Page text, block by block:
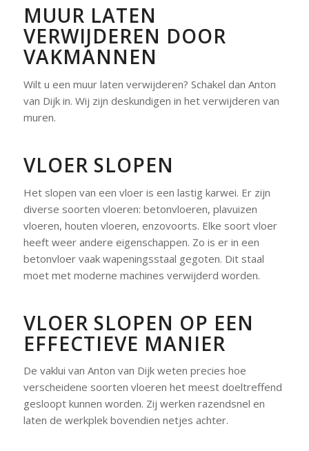
MUUR LATEN
VERWIJDEREN DOOR
VAKMANNEN
Wilt u een muur laten verwijderen? Schakel dan Anton
van Dijk in. Wij zijn deskundigen in het verwijderen van
muren.
VLOER SLOPEN
Het slopen van een vloer is een lastig karwei. Er zijn
diverse soorten vloeren: betonvloeren, plavuizen
vloeren, houten vloeren, enzovoorts. Elke soort vloer
heeft weer andere eigenschappen. Zo is er in een
betonvloer vaak wapeningsstaal gegoten. Dit staal
moet met moderne machines verwijderd worden.
VLOER SLOPEN OP EEN
EFFECTIEVE MANIER
De vaklui van Anton van Dijk weten precies hoe
verscheidene soorten vloeren het meest doeltreffend
gesloopt kunnen worden. Zij werken razendsnel en
laten de werkplek bovendien netjes achter.